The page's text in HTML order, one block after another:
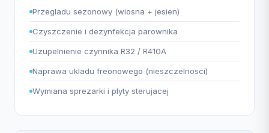
Przegladu sezonowy (wiosna + jesien)
Czyszczenie i dezynfekcja parownika
Uzupelnienie czynnika R32 / R410A
Naprawa ukladu freonowego (nieszczelnosci)
Wymiana sprezarki i plyty sterujacej